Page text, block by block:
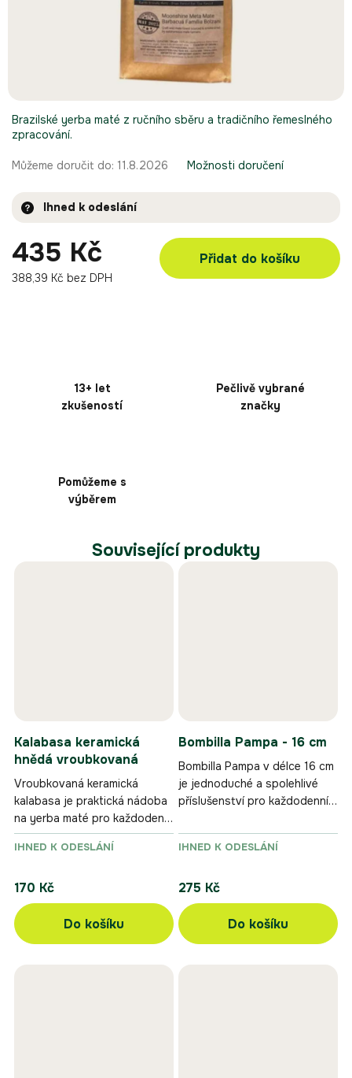
435 Kč
388,39 Kč bez DPH
Ihned k odeslání
Můžeme doručit do: 11.8.2026 Možnosti doručení
Přidat do košíku
Brazilské yerba maté z ručního sběru a tradičního řemeslného
zpracování.
13+ let
zkušeností
Pečlivě vybrané
značky
Pomůžeme s
výběrem
Související produkty
Kalabasa keramická
hnědá vroubkovaná
Vroubkovaná keramická
kalabasa je praktická nádoba
na yerba maté pro každodenní
používání.
IHNED K ODESLÁNÍ
170 Kč
Do košíku
Bombilla Pampa - 16 cm
Bombilla Pampa v délce 16 cm
je jednoduché a spolehlivé
příslušenství pro každodenní
IHNED K ODESLÁNÍ
275 Kč
Do košíku